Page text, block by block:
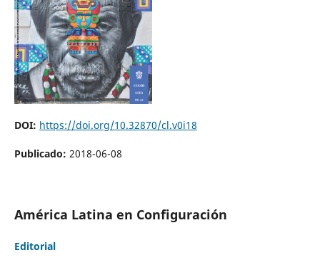
DOI: https://doi.org/10.32870/cl.v0i18
Publicado: 2018-06-08
América Latina en Configuración
Editorial